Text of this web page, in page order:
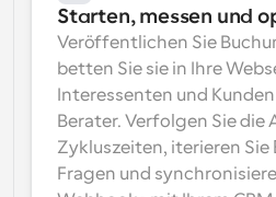
Starten, messen und
Veröffentlichen Sie
betten Sie sie in Ihre
Interessenten und
Berater. Verfolgen Sie die
Zykluszeiten, iterieren Sie
Fragen und